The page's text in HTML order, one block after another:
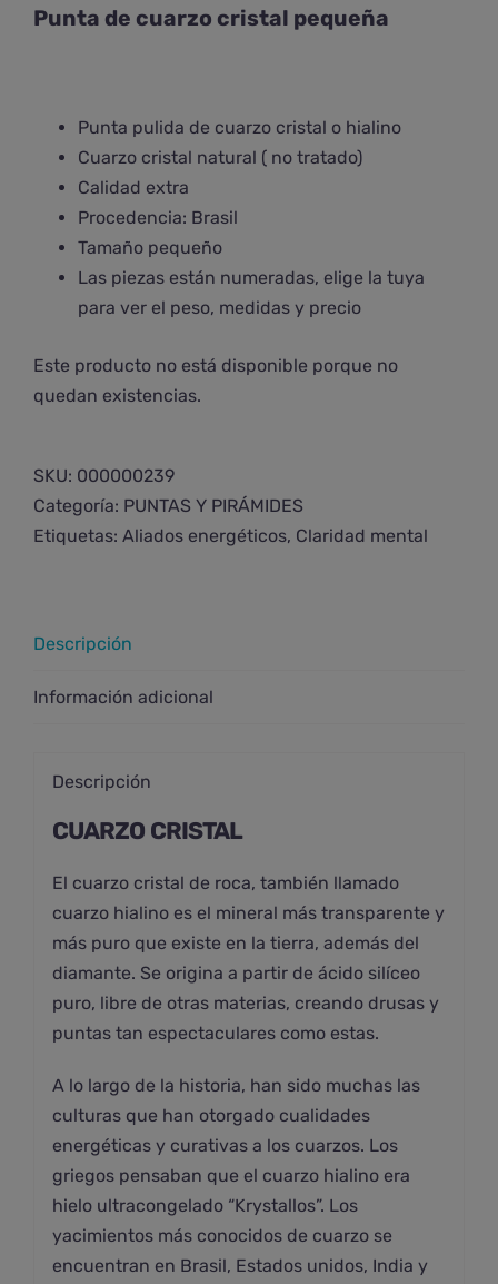
Punta de cuarzo cristal pequeña
Punta pulida de cuarzo cristal o hialino
Cuarzo cristal natural ( no tratado)
Calidad extra
Procedencia: Brasil
Tamaño pequeño
Las piezas están numeradas, elige la tuya
para ver el peso, medidas y precio
Este producto no está disponible porque no
quedan existencias.
SKU: 000000239
Categoría: PUNTAS Y PIRÁMIDES
Etiquetas: Aliados energéticos, Claridad mental
Descripción
Información adicional
Descripción
CUARZO CRISTAL
El cuarzo cristal de roca, también llamado
cuarzo hialino es el mineral más transparente y
más puro que existe en la tierra, además del
diamante. Se origina a partir de ácido silíceo
puro, libre de otras materias, creando drusas y
puntas tan espectaculares como estas.
A lo largo de la historia, han sido muchas las
culturas que han otorgado cualidades
energéticas y curativas a los cuarzos. Los
griegos pensaban que el cuarzo hialino era
hielo ultracongelado “Krystallos”. Los
yacimientos más conocidos de cuarzo se
encuentran en Brasil, Estados unidos, India y